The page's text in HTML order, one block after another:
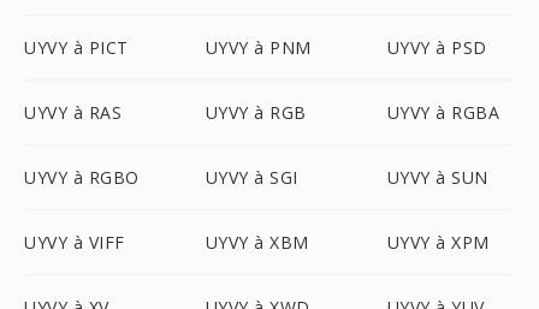
UYVY à PICT UYVY à PNM UYVY à PSD
UYVY à RAS UYVY à RGB UYVY à RGBA
UYVY à RGBO UYVY à SGI UYVY à SUN
UYVY à VIFF UYVY à XBM UYVY à XPM